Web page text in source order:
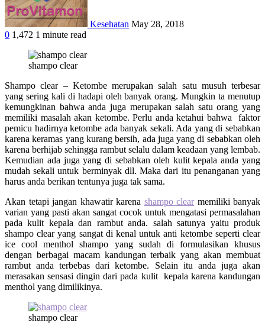
Kesehatan May 28, 2018
0 1,472 1 minute read
shampo clear
Shampo clear – Ketombe merupakan salah satu musuh terbesar
yang sering kali di hadapi oleh banyak orang. Mungkin ta menutup
kemungkinan bahwa anda juga merupakan salah satu orang yang
memiliki masalah akan ketombe. Perlu anda ketahui bahwa faktor
pemicu hadirnya ketombe ada banyak sekali. Ada yang di sebabkan
karena keramas yang kurang bersih, ada juga yang di sebabkan oleh
karena berhijab sehingga rambut selalu dalam keadaan yang lembab.
Kemudian ada juga yang di sebabkan oleh kulit kepala anda yang
mudah sekali untuk berminyak dll. Maka dari itu penanganan yang
harus anda berikan tentunya juga tak sama.
Akan tetapi jangan khawatir karena shampo clear memiliki banyak
varian yang pasti akan sangat cocok untuk mengatasi permasalahan
pada kulit kepala dan rambut anda. salah satunya yaitu produk
shampo clear yang sangat di kenal untuk anti ketombe seperti clear
ice cool menthol shampo yang sudah di formulasikan khusus
dengan berbagai macam kandungan terbaik yang akan membuat
rambut anda terbebas dari ketombe. Selain itu anda juga akan
merasakan sensasi dingin dari pada kulit kepala karena kandungan
menthol yang dimilikinya.
shampo clear